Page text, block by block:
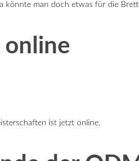
könnte man doch etwas für die
online
ist jetzt online.